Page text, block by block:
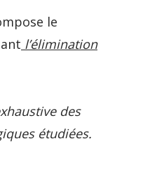
le
l’élimination
des
étudiées.